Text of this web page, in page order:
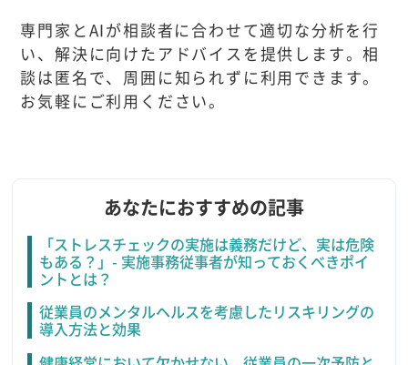
専門家とAIが相談者に合わせて適切な分析を行
い、解決に向けたアドバイスを提供します。相
談は匿名で、周囲に知られずに利用できます。
お気軽にご利用ください。
あなたにおすすめの記事
「ストレスチェックの実施は義務だけど、実は危険
もある？」- 実施事務従事者が知っておくべきポイ
ントとは？
従業員のメンタルヘルスを考慮したリスキリングの
導入方法と効果